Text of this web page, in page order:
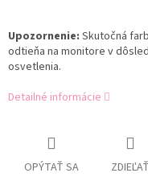
Upozornenie: Skutočná
odtieňa na monitore v
osvetlenia.
Detailné informácie
OPÝTAŤ SA ZDIEĽAŤ